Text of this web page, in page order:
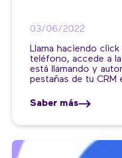
03/06/2022
Llama haciendo
teléfono, accede a
está llamando y
pestañas de tu
Saber más